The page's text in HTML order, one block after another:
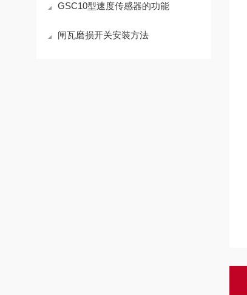
GSC10型速度传感器的功能
闸瓦磨损开关安装方法